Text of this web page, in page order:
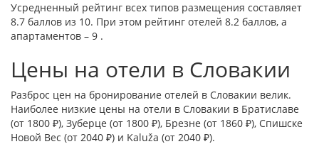
Усредненный рейтинг всех типов размещения составляет
8.7 баллов из 10. При этом рейтинг отелей 8.2 баллов, а
апартаментов – 9 .
Цены на отели в Словакии
Разброс цен на бронирование отелей в Словакии велик.
Наиболее низкие цены на отели в Словакии в Братиславе
(от 1800 ₽), Зуберце (от 1800 ₽), Брезне (от 1860 ₽), Спишске
Новой Вес (от 2040 ₽) и Kaluža (от 2040 ₽).